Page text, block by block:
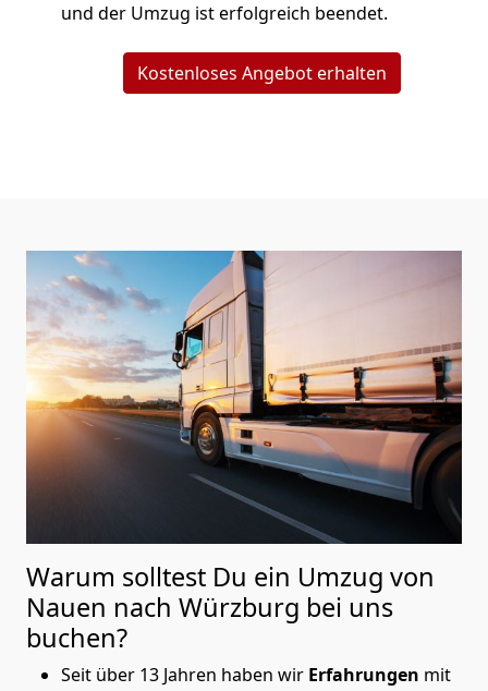
und der Umzug ist erfolgreich beendet.
Kostenloses Angebot erhalten
Warum solltest Du ein Umzug von
Nauen nach Würzburg bei uns
buchen?
Seit über 13 Jahren haben wir Erfahrungen mit